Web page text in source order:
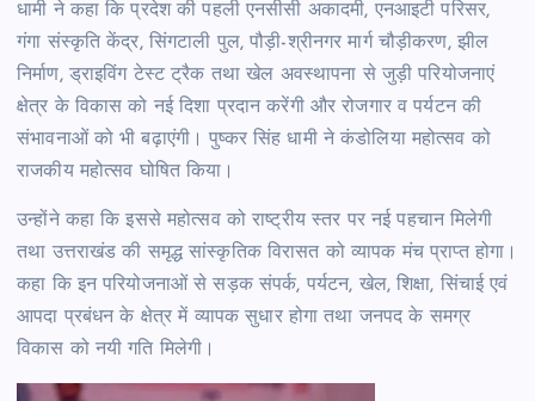
धामी ने कहा कि प्रदेश की पहली एनसीसी अकादमी, एनआइटी परिसर,
गंगा संस्कृति केंद्र, सिंगटाली पुल, पौड़ी-श्रीनगर मार्ग चौड़ीकरण, झील
निर्माण, ड्राइविंग टेस्ट ट्रैक तथा खेल अवस्थापना से जुड़ी परियोजनाएं
क्षेत्र के विकास को नई दिशा प्रदान करेंगी और रोजगार व पर्यटन की
संभावनाओं को भी बढ़ाएंगी। पुष्कर सिंह धामी ने कंडोलिया महोत्सव को
राजकीय महोत्सव घोषित किया।
उन्होंने कहा कि इससे महोत्सव को राष्ट्रीय स्तर पर नई पहचान मिलेगी
तथा उत्तराखंड की समृद्ध सांस्कृतिक विरासत को व्यापक मंच प्राप्त होगा।
कहा कि इन परियोजनाओं से सड़क संपर्क, पर्यटन, खेल, शिक्षा, सिंचाई एवं
आपदा प्रबंधन के क्षेत्र में व्यापक सुधार होगा तथा जनपद के समग्र
विकास को नयी गति मिलेगी।